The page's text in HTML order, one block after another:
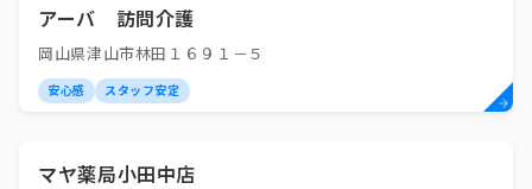
アーバ 訪問介護
岡山県津山市林田１６９１－５
安心感 スタッフ安定
マヤ薬局小田中店